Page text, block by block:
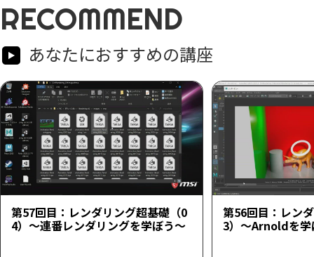
RECOMMEND
あなたにおすすめの講座
第57回目：レンダリング超基礎（0
4）～連番レンダリングを学ぼう～
第56回目：レン
3）～Arnoldを学